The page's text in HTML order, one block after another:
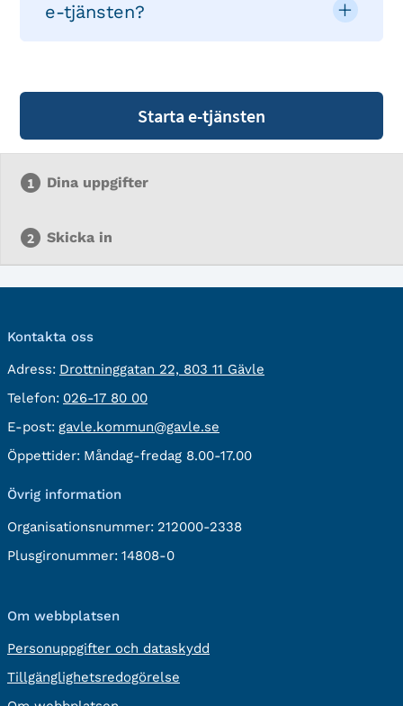
e-tjänsten?
Starta e-tjänsten
Dina uppgifter
Skicka in
Kontakta oss
Adress: besöksadress:
Drottninggatan 22, 803 11 Gävle
Telefon: Telefon:
026-17 80 00
E-post: E-
post:
gavle.kommun@gavle.se
Öppettider: Måndag-fredag 8.00-17.00
Övrig information
Organisationsnummer: 212000-2338
Plusgironummer: 14808-0
Om webbplatsen
Personuppgifter och dataskydd
Tillgänglighetsredogörelse